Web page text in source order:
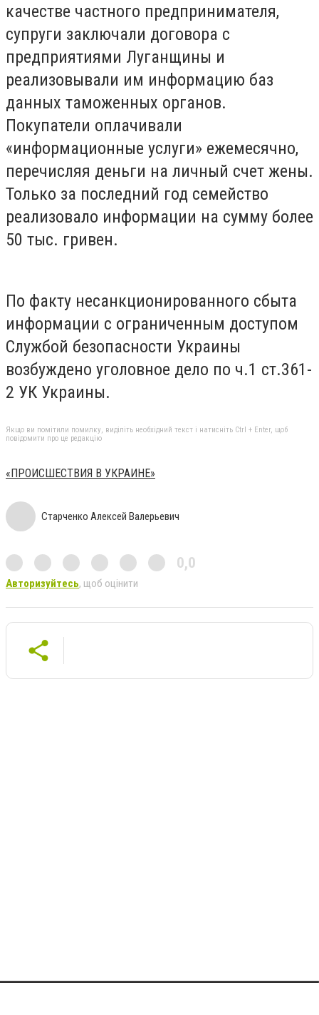
качестве частного предпринимателя,
супруги заключали договора с
предприятиями Луганщины и
реализовывали им информацию баз
данных таможенных органов.
Покупатели оплачивали
«информационные услуги» ежемесячно,
перечисляя деньги на личный счет жены.
Только за последний год семейство
реализовало информации на сумму более
50 тыс. гривен.
По факту несанкционированного сбыта
информации с ограниченным доступом
Службой безопасности Украины
возбуждено уголовное дело по ч.1 ст.361-
2 УК Украины.
Якщо ви помітили помилку, виділіть необхідний текст і натисніть Ctrl + Enter, щоб
повідомити про це редакцію
«ПРОИСШЕСТВИЯ В УКРАИНЕ»
Старченко Алексей Валерьевич
0,0
Авторизуйтесь, щоб оцінити